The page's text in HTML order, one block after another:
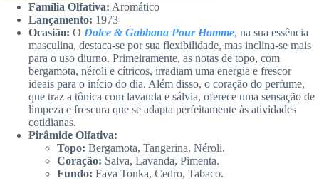
Família Olfativa: Aromático
Lançamento: 1973
Ocasião: O Dolce & Gabbana Pour Homme, na sua essência
masculina, destaca-se por sua flexibilidade, mas inclina-se mais
para o uso diurno. Primeiramente, as notas de topo, com
bergamota, néroli e cítricos, irradiam uma energia e frescor
ideais para o início do dia. Além disso, o coração do perfume,
que traz a tônica com lavanda e sálvia, oferece uma sensação de
limpeza e frescura que se adapta perfeitamente às atividades
cotidianas.
Pirâmide Olfativa:
Topo: Bergamota, Tangerina, Néroli.
Coração: Salva, Lavanda, Pimenta.
Fundo: Fava Tonka, Cedro, Tabaco.